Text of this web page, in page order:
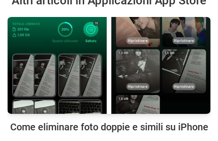
Come eliminare foto doppie e simili su iPhone